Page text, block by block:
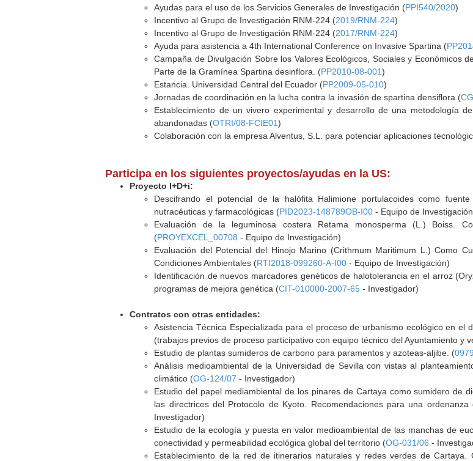
Ayudas para el uso de los Servicios Generales de Investigación (PPI540/2020)
Incentivo al Grupo de Investigación RNM-224 (2019/RNM-224)
Incentivo al Grupo de Investigación RNM-224 (2017/RNM-224)
Ayuda para asistencia a 4th International Conference on Invasive Spartina (
Campaña de Divulgación Sobre los Valores Ecológicos, Sociales y Económicos
Parte de la Gramínea Spartina desinflora. (PP2010-08-001)
Estancia. Universidad Central del Ecuador (PP2009-05-010)
Jornadas de coordinación en la lucha contra la invasión de spartina densiflora (
Establecimiento de un vivero experimental y desarrollo de una metodología
abandonadas (OTRI/08-FCIE01)
Colaboración con la empresa Alventus, S.L. para potenciar aplicaciones
Participa en los siguientes proyectos/ayudas en la US:
Proyecto I+D+i:
Descifrando el potencial de la halófita Halimione portulacoides como
nutracéuticas y farmacológicas (PID2023-148789OB-I00 - Equipo de
Evaluación de la leguminosa costera Retama monosperma (L.) Boiss.
(PROYEXCEL_00708 - Equipo de Investigación)
Evaluación del Potencial del Hinojo Marino (Crithmum Maritimum L.) Como
Condiciones Ambientales (RTI2018-099260-A-I00 - Equipo de Investigación)
Identificación de nuevos marcadores genéticos de halotolerancia en el arroz
programas de mejora genética (CIT-010000-2007-65 - Investigador)
Contratos con otras entidades:
Asistencia Técnica Especializada para el proceso de urbanismo ecológico en
(trabajos previos de proceso participativo con equipo técnico del Ayuntamiento y
Estudio de plantas sumideros de carbono para paramentos y azoteas-aljibe. (
Análisis medioambiental de la Universidad de Sevilla con vistas al
climático (OG-124/07 - Investigador)
Estudio del papel mediambiental de los pinares de Cartaya como sumidero de
las directrices del Protocolo de Kyoto. Recomendaciones para una
Investigador)
Estudio de la ecología y puesta en valor medioambiental de las manchas de
conectividad y permeabilidad ecológica global del territorio (OG-031/06 -
Establecimiento de la red de itinerarios naturales y redes verdes de